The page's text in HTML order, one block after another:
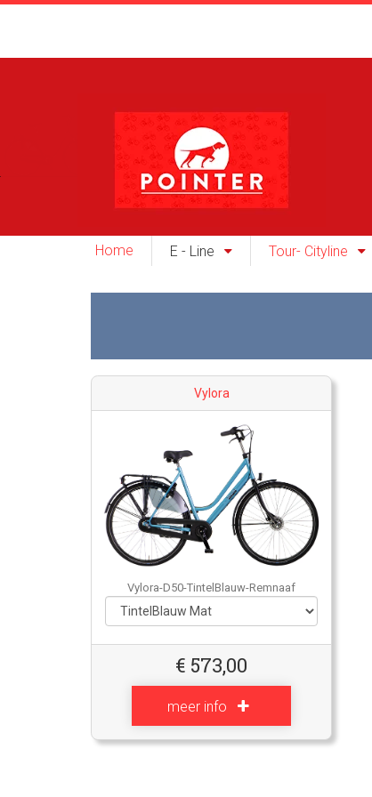
Home E - Line Tour- Cityline
Vylora
Vylora-D50-TintelBlauw-Remnaaf
€ 573,00
meer info